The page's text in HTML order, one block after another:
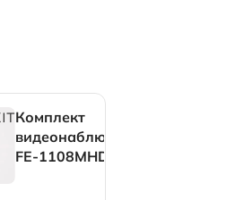
Комплект
видеонаблюдения
FE-1108MHD KIT